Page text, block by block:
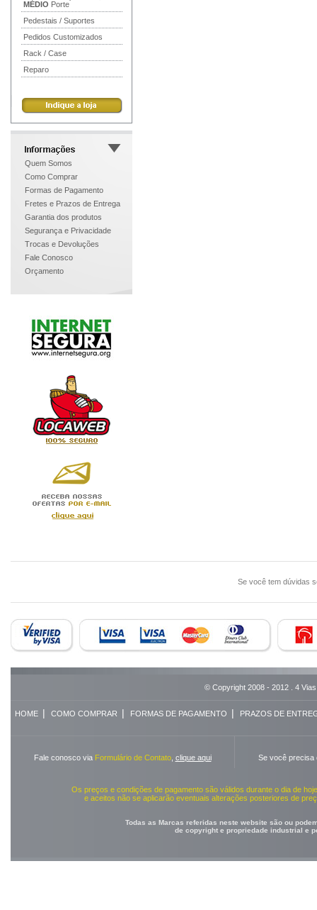
MÉDIO Porte
Pedestais / Suportes
Pedidos Customizados
Rack / Case
Reparo
Quem Somos
Como Comprar
Formas de Pagamento
Fretes e Prazos de Entrega
Garantia dos produtos
Segurança e Privacidade
Trocas e Devoluções
Fale Conosco
Orçamento
Se você tem dúvidas
© Copyright 2008 - 2012 . 4
HOME| COMO COMPRAR | FORMAS DE PAGAMENTO | PRAZOS DE
Fale conosco via Formulário de Contato, clique aqui Se você precisa
Os preços e condições de pagamento são válidos durante o dia de
e aceitos não se aplicarão eventuais alterações posteriores de
Todas as Marcas referidas neste website são ou
de copyright e propriedade industrial e